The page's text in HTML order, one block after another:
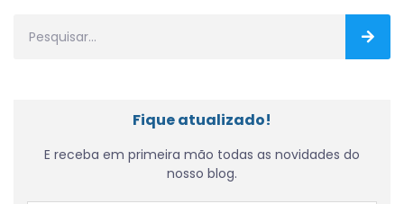
Fique atualizado!
E receba em primeira mão todas as novidades do
nosso blog.